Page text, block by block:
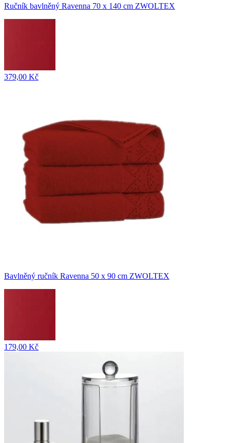
Ručník bavlněný Ravenna 70 x 140 cm ZWOLTEX
379,00 Kč
Bavlněný ručník Ravenna 50 x 90 cm ZWOLTEX
179,00 Kč